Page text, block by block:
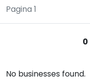
Pagina 1
0
No businesses found.